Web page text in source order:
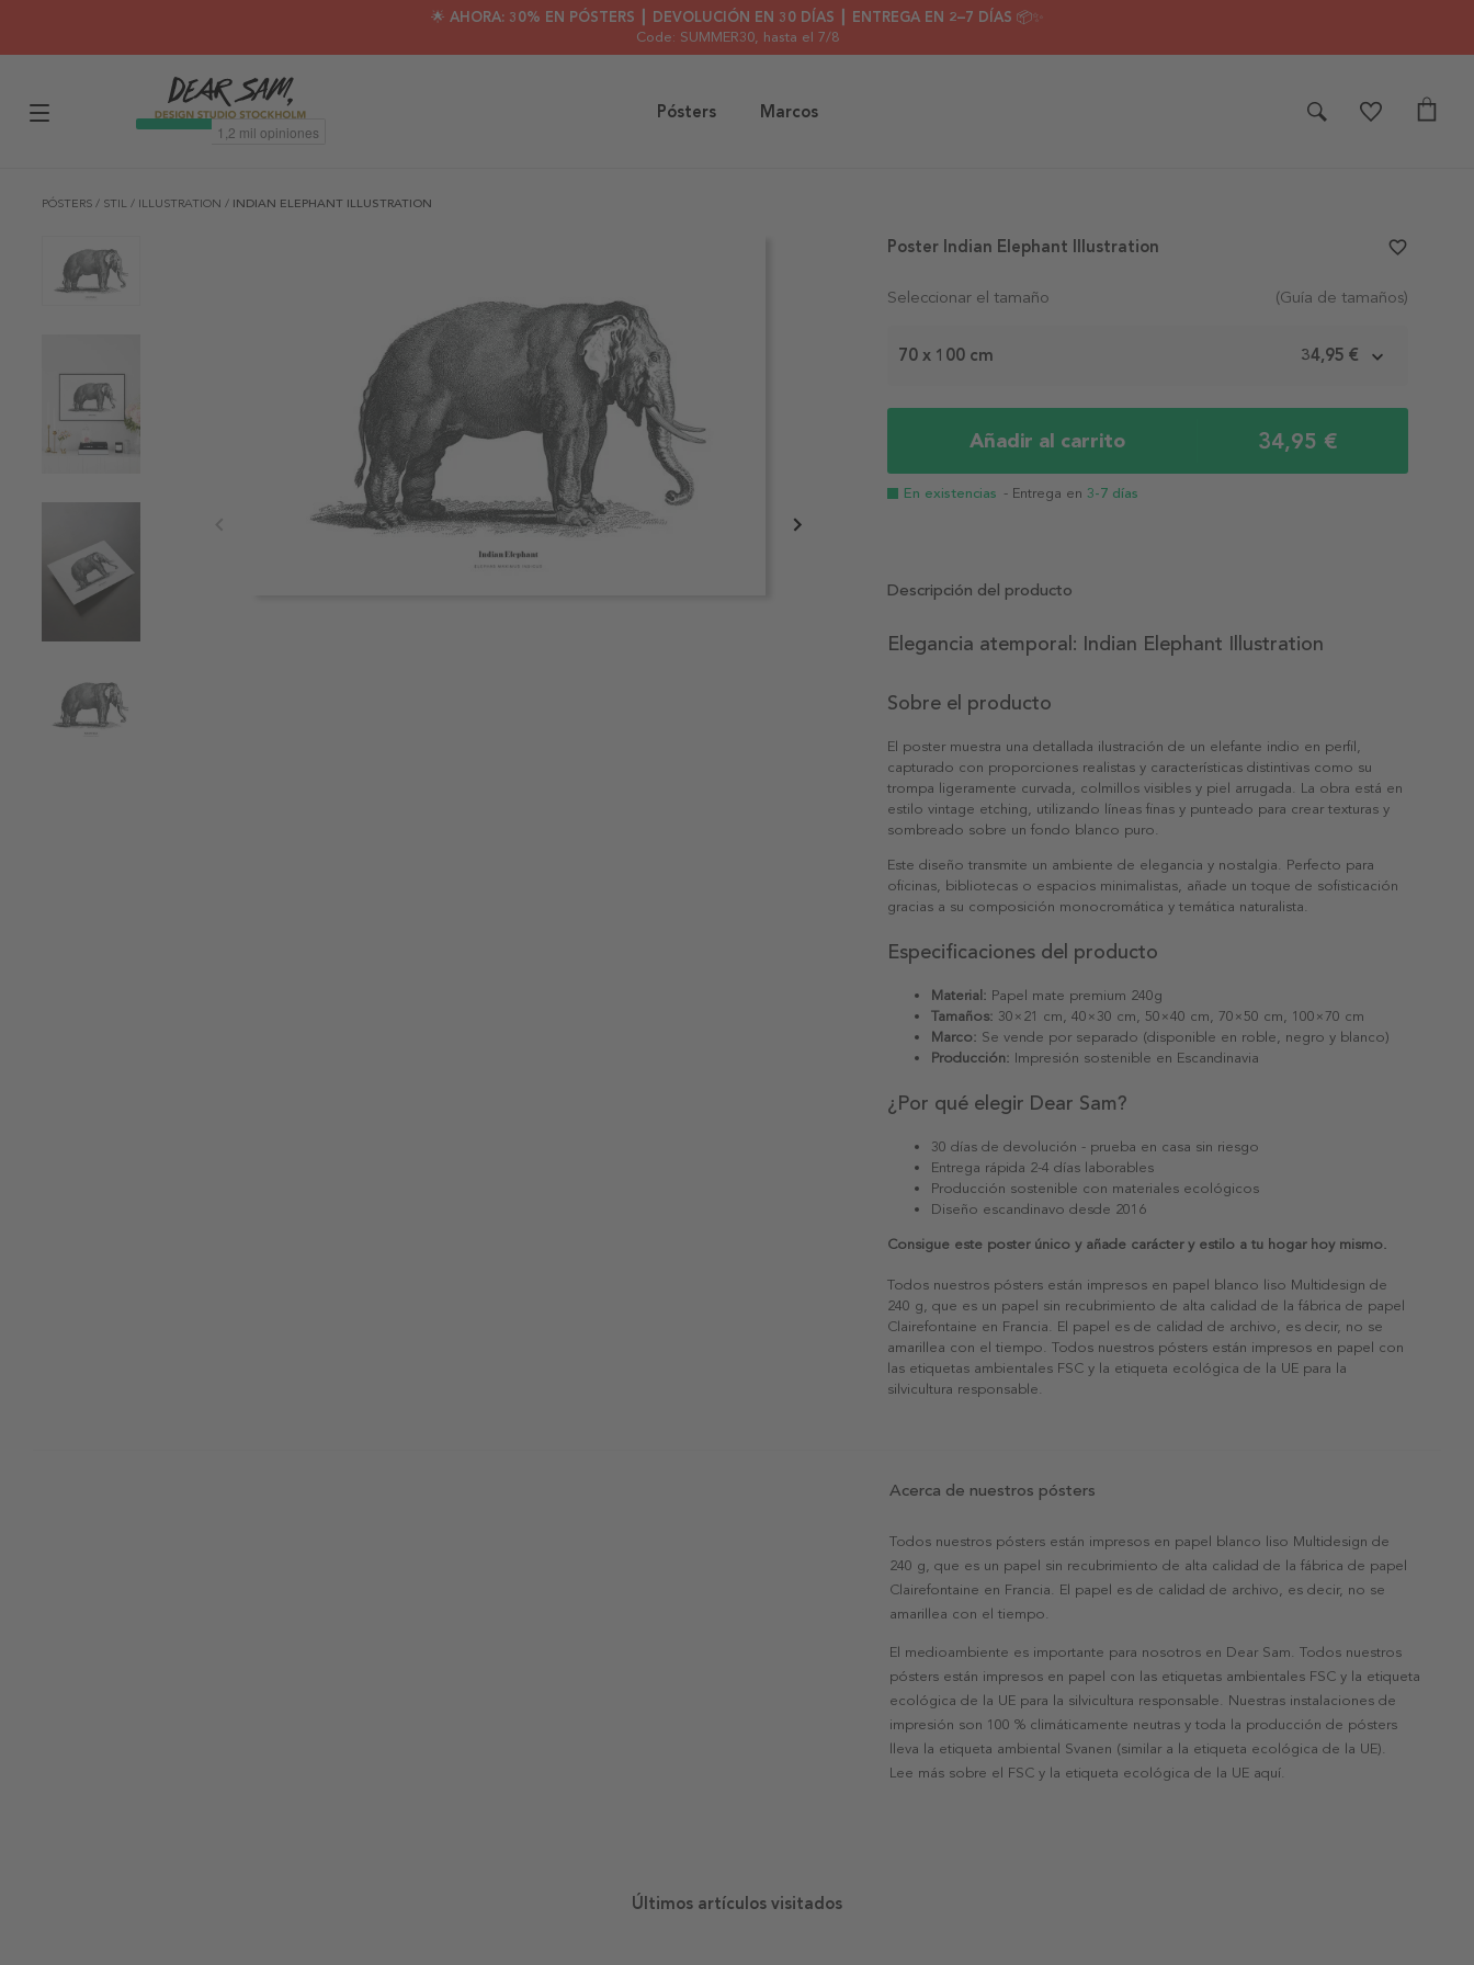
🌟 AHORA: 30% EN PÓSTERS ┃ DEVOLUCIÓN EN 30 DÍAS ┃ ENTREGA EN 2–7 DÍAS 📦✨
Code: SUMMER30, hasta el 7/8
Pósters Marcos
PÓSTERS / STIL / ILLUSTRATION / INDIAN ELEPHANT ILLUSTRATION
Seleccionar el tamaño (Guía de tamaños)
70 x 100 cm 34,95 €
Añadir al carrito 34,95 €
En existencias - Entrega en 3-7 días
Poster Indian Elephant Illustration favorite_border
Descripción del producto
Elegancia atemporal: Indian Elephant Illustration
Sobre el producto
El poster muestra una detallada ilustración de un elefante indio en perfil,
capturado con proporciones realistas y características distintivas como su
trompa ligeramente curvada, colmillos visibles y piel arrugada. La obra está en
estilo vintage etching, utilizando líneas finas y punteado para crear texturas y
sombreado sobre un fondo blanco puro.
Este diseño transmite un ambiente de elegancia y nostalgia. Perfecto para
oficinas, bibliotecas o espacios minimalistas, añade un toque de sofisticación
gracias a su composición monocromática y temática naturalista.
Especificaciones del producto
Material: Papel mate premium 240g
Tamaños: 30×21 cm, 40×30 cm, 50×40 cm, 70×50 cm, 100×70 cm
Marco: Se vende por separado (disponible en roble, negro y blanco)
Producción: Impresión sostenible en Escandinavia
¿Por qué elegir Dear Sam?
30 días de devolución - prueba en casa sin riesgo
Entrega rápida 2-4 días laborables
Producción sostenible con materiales ecológicos
Diseño escandinavo desde 2016
Consigue este poster único y añade carácter y estilo a tu hogar hoy mismo.
Todos nuestros pósters están impresos en papel blanco liso Multidesign de
240 g, que es un papel sin recubrimiento de alta calidad de la fábrica de papel
Clairefontaine en Francia. El papel es de calidad de archivo, es decir, no se
amarillea con el tiempo. Todos nuestros pósters están impresos en papel con
las etiquetas ambientales FSC y la etiqueta ecológica de la UE para la
silvicultura responsable.
Acerca de nuestros pósters
Todos nuestros pósters están impresos en papel blanco liso Multidesign de
240 g, que es un papel sin recubrimiento de alta calidad de la fábrica de papel
Clairefontaine en Francia. El papel es de calidad de archivo, es decir, no se
amarillea con el tiempo.
El medioambiente es importante para nosotros en Dear Sam. Todos nuestros
pósters están impresos en papel con las etiquetas ambientales FSC y la etiqueta
ecológica de la UE para la silvicultura responsable. Nuestras instalaciones de
impresión son 100 % climáticamente neutras y toda la producción de pósters
lleva la etiqueta ambiental Svanen (similar a la etiqueta ecológica de la UE).
Lee más sobre el FSC y la etiqueta ecológica de la UE aquí.
Últimos artículos visitados